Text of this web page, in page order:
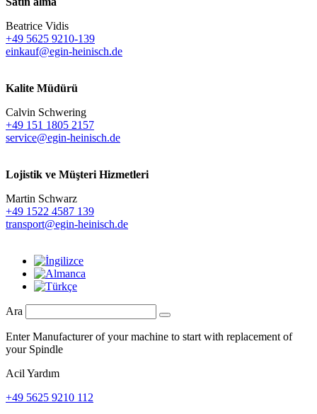
Beatrice Vidis
+49 5625 9210-139
einkauf@egin-heinisch.de
Kalite Müdürü
Calvin Schwering
+49 151 1805 2157
service@egin-heinisch.de
Lojistik ve Müşteri Hizmetleri
Martin Schwarz
+49 1522 4587 139
transport@egin-heinisch.de
Ara
Enter Manufacturer of your machine to start with replacement of
your Spindle
Acil Yardım
+49 5625 9210 112